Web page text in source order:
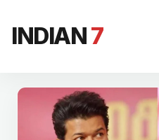
INDIAN7